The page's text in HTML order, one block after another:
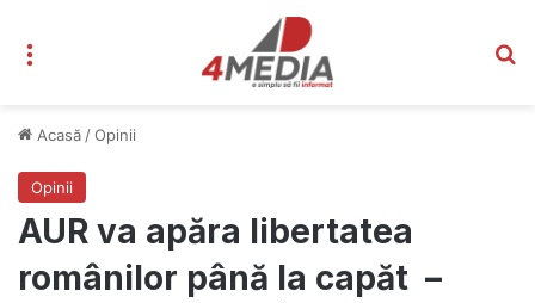
Acasă /Opinii
Opinii
AUR va apăra libertatea
românilor până la capăt –